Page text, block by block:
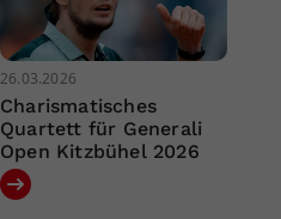
26.03.2026
Charismatisches
Quartett für Generali
Open Kitzbühel 2026